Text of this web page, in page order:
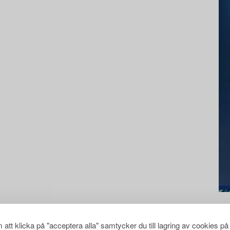
att klicka på "acceptera alla" samtycker du till lagring av cookies